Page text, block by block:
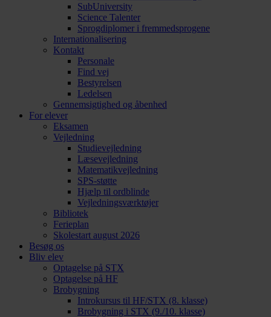
SubUniversity
Science Talenter
Sprogdiplomer i fremmedsprogene
Internationalisering
Kontakt
Personale
Find vej
Bestyrelsen
Ledelsen
Gennemsigtighed og åbenhed
For elever
Eksamen
Vejledning
Studievejledning
Læsevejledning
Matematikvejledning
SPS-støtte
Hjælp til ordblinde
Vejledningsværktøjer
Bibliotek
Ferieplan
Skolestart august 2026
Besøg os
Bliv elev
Optagelse på STX
Optagelse på HF
Brobygning
Introkursus til HF/STX (8. klasse)
Brobygning i STX (9./10. klasse)